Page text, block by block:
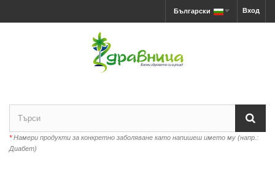
Вход
Български
*Намери продукти за конкретно заболяване като напишеш името му (напр.:
Диабет)